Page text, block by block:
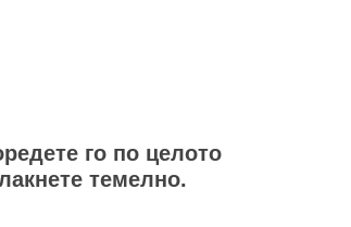
го по целото
темелно.